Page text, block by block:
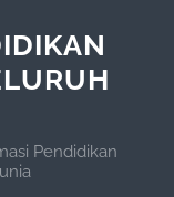
Pendidikan